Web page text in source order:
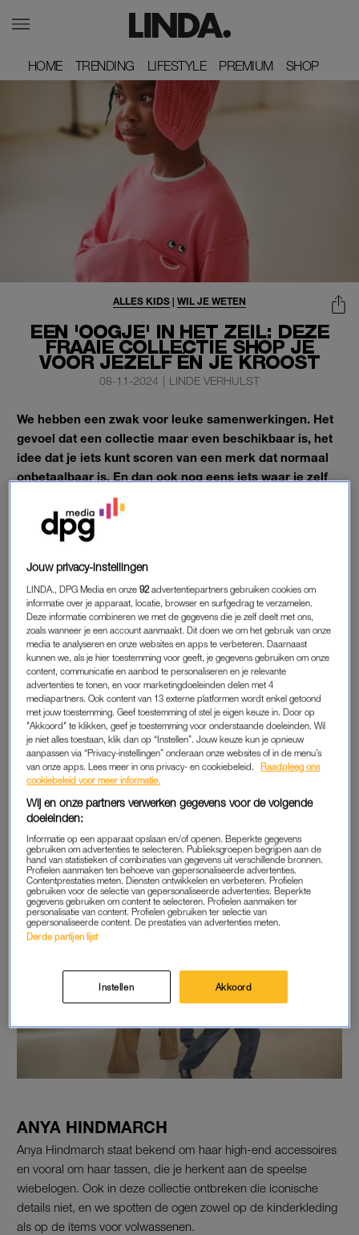
HOME
HOME TRENDING
TRENDING LIFESTYLE
LIFESTYLE PREMIUM
PREMIUM SHOP
SHOP
EEN 'OOGJE' IN HET ZEIL: DEZE
FRAAIE COLLECTIE SHOP JE
VOOR JEZELF ÉN JE KROOST
ALLES KIDS | WIL JE WETEN
08-11-2024 | LINDE VERHULST
We hebben een zwak voor leuke samenwerkingen. Het
gevoel dat een collectie maar even beschikbaar is, het
idee dat je iets kunt scoren van een merk dat normaal
onbetaalbaar is. En dan ook nog eens iets waar je zelf
én de kinderen blij van worden.
De nieuwe samenwerking waar we het dit keer over hebben?
De Japanse modeketen
ineen met het Londense accessoiremerk Anya Hindmarch.
GROOT SUCCES
Na het succes van hun eerste samenwerking – die in no-time
was uitverkocht – zijn Uniqlo en Anya Hindmarch terug met
een gloednieuwe collectie, verkrijgbaar vanaf 21 november in
de winkels en online. Geen zorgen als je niet in Amsterdam,
Den Haag of Rotterdam woont; je shopt de hele collectie
gewoon via de website.
De lijn zit boordevol must-haves voor de winter: truien van
het eerst – stijlvolle jassen. En ja, er is gedacht aan zowel
ANYA HINDMARCH
Anya Hindmarch staat bekend om haar high-end accessoires
en vooral om haar tassen, die je herkent aan de speelse
wiebelogen. Ook in deze collectie ontbreken die iconische
details niet, en we spotten de ogen zowel op de kinderkleding
als op de items voor volwassenen.
Jouw privacy-instellingen
LINDA., DPG Media en onze92 advertentiepartners gebruiken cookies om
informatie over je apparaat, locatie, browser en surfgedrag te verzamelen.
Deze informatie combineren we met de gegevens die je zelf deelt met ons,
zoals wanneer je een account aanmaakt. Dit doen we om het gebruik van onze
media te analyseren en onze websites en apps te verbeteren. Daarnaast
kunnen we, als je hier toestemming voor geeft, je gegevens gebruiken om onze
content, communicatie en aanbod te personaliseren en je relevante
advertenties te tonen, en voor marketingdoeleinden delen met 4
mediapartners. Ook content van 13 externe platformen wordt enkel getoond
met jouw toestemming. Geef toestemming of stel je eigen keuze in. Door op
"Akkoord" te klikken, geef je toestemming voor onderstaande doeleinden. Wil
je niet alles toestaan, klik dan op “Instellen”. Jouw keuze kun je opnieuw
aanpassen via “Privacy-instellingen” onderaan onze websites of in de menu’s
van onze apps. Lees meer in ons privacy- en cookiebeleid.
Raadpleeg ons
cookiebeleid voor meer informatie.
Wij en onze partners verwerken gegevens voor de volgende
doeleinden:
Informatie op een apparaat opslaan en/of openen. Beperkte gegevens
gebruiken om advertenties te selecteren. Publieksgroepen begrijpen aan de
hand van statistieken of combinaties van gegevens uit verschillende bronnen.
Profielen aanmaken ten behoeve van gepersonaliseerde advertenties.
Contentprestaties meten. Diensten ontwikkelen en verbeteren. Profielen
gebruiken voor de selectie van gepersonaliseerde advertenties. Beperkte
gegevens gebruiken om content te selecteren. Profielen aanmaken ter
personalisatie van content. Profielen gebruiken ter selectie van
gepersonaliseerde content. De prestaties van advertenties meten.
Derde partijen lijst
Instellen Akkoord